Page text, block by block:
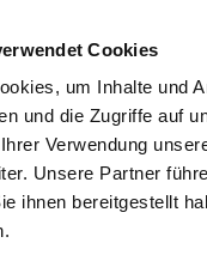
Cookies
um Inhalte und
und die Zugriffe auf
Verwendung
Unsere Partner
ihnen bereitgestellt